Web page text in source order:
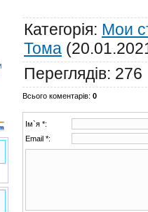
Категорія: Мои
Тома
Переглядів: 276
Всього коментарів: 0
Ім`я *:
Email *: